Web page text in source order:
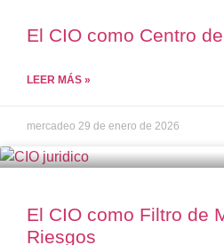
El CIO como Centro
LEER MÁS »
mercadeo 29 de enero de 2026
El CIO como Filtro de
Riesgos